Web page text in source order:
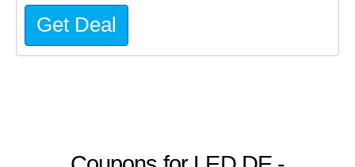
Get Deal